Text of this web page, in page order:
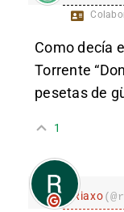
Como decía
Torrente
pesetas de
1
Riaxo